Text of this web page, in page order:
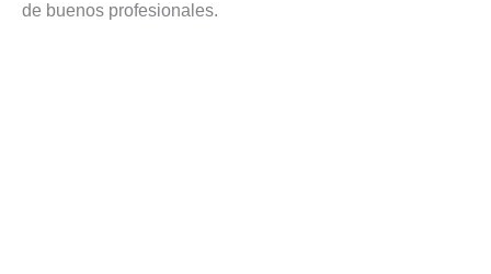
de buenos profesionales.